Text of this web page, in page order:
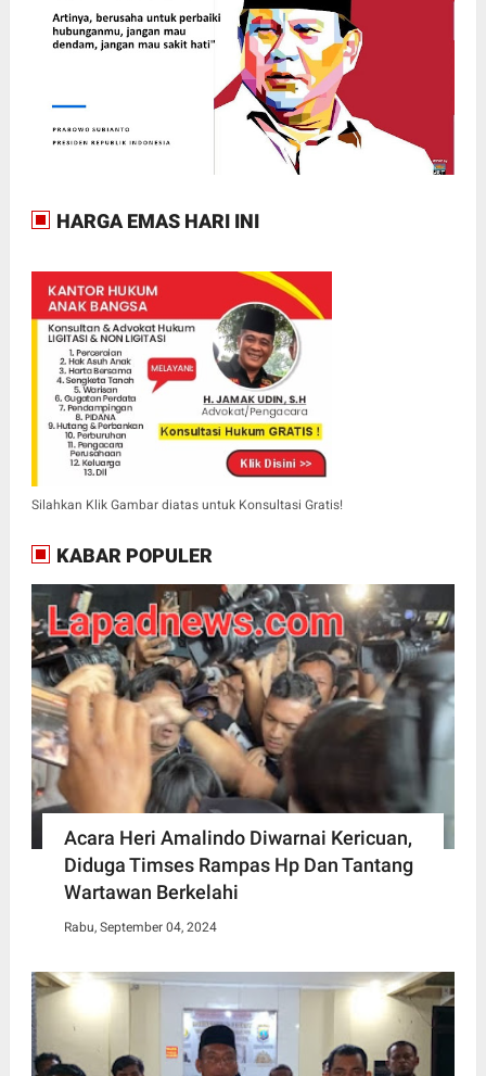
HARGA EMAS HARI INI
Silahkan Klik Gambar diatas untuk Konsultasi Gratis!
KABAR POPULER
Acara Heri Amalindo Diwarnai Kericuan,
Diduga Timses Rampas Hp Dan Tantang
Wartawan Berkelahi
Rabu, September 04, 2024